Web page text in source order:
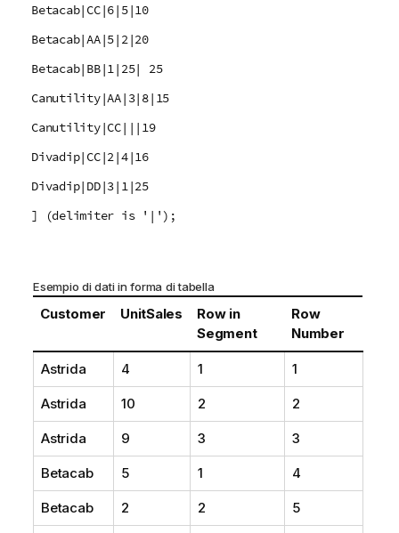
Betacab|CC|6|5|10
Betacab|AA|5|2|20
Betacab|BB|1|25| 25
Canutility|AA|3|8|15
Canutility|CC|||19
Divadip|CC|2|4|16
Divadip|DD|3|1|25
] (delimiter is '|');
Esempio di dati in forma di tabella
Customer UnitSales
Row in
Segment
Row
Number
Astrida 4 1 1
Astrida 10 2 2
Astrida 9 3 3
Betacab 5 1 4
Betacab 2 2 5